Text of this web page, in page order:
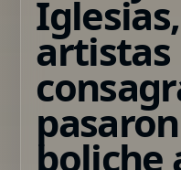
artistas
boliche